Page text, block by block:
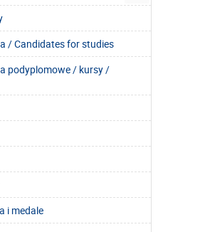
/ Candidates for studies
podyplomowe / kursy /
i medale